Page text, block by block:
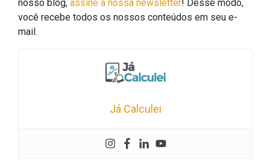
nosso blog, assine a nossa newsletter! Desse modo,
você recebe todos os nossos conteúdos em seu e-
mail.
Já Calculei